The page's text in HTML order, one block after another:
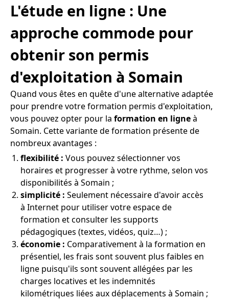
L'étude en ligne : Une
approche commode pour
obtenir son permis
d'exploitation à Somain
Quand vous êtes en quête d'une alternative adaptée
pour prendre votre formation permis d'exploitation,
vous pouvez opter pour la formation en ligneà
Somain. Cette variante de formation présente de
nombreux avantages :
flexibilité : Vous pouvez sélectionner vos
horaires et progresser à votre rythme, selon vos
disponibilités à Somain ;
simplicité : Seulement nécessaire d'avoir accès
à Internet pour utiliser votre espace de
formation et consulter les supports
pédagogiques (textes, vidéos, quiz…) ;
économie : Comparativement à la formation en
présentiel, les frais sont souvent plus faibles en
ligne puisqu'ils sont souvent allégées par les
charges locatives et les indemnités
kilométriques liées aux déplacements à Somain ;